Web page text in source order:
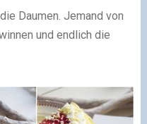
Daumen. Jemand von
und endlich die